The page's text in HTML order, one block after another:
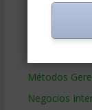
Marketing
Métodos
Negocios